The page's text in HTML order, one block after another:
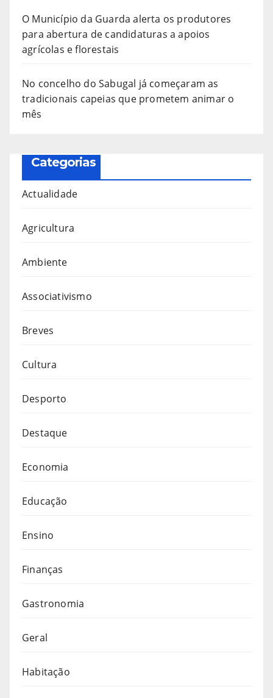
O Município da Guarda alerta os produtores
para abertura de candidaturas a apoios
agrícolas e florestais
No concelho do Sabugal já começaram as
tradicionais capeias que prometem animar o
mês
Categorias
Actualidade
Agricultura
Ambiente
Associativismo
Breves
Cultura
Desporto
Destaque
Economia
Educação
Ensino
Finanças
Gastronomia
Geral
Habitação